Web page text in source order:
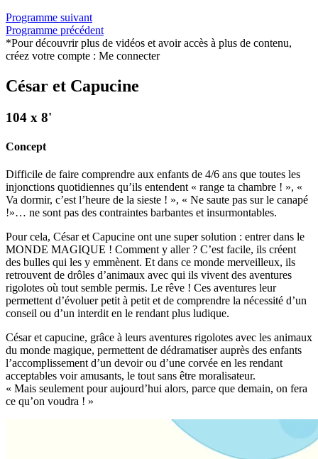
Programme suivant
Programme précédent
*Pour découvrir plus de vidéos et avoir accès à plus de contenu,
créez votre compte : Me connecter
César et Capucine
104 x 8'
Concept
Difficile de faire comprendre aux enfants de 4/6 ans que toutes les
injonctions quotidiennes qu’ils entendent « range ta chambre ! », «
Va dormir, c’est l’heure de la sieste ! », « Ne saute pas sur le canapé
!»… ne sont pas des contraintes barbantes et insurmontables.
Pour cela, César et Capucine ont une super solution : entrer dans le
MONDE MAGIQUE ! Comment y aller ? C’est facile, ils créent
des bulles qui les y emmènent. Et dans ce monde merveilleux, ils
retrouvent de drôles d’animaux avec qui ils vivent des aventures
rigolotes où tout semble permis. Le rêve ! Ces aventures leur
permettent d’évoluer petit à petit et de comprendre la nécessité d’un
conseil ou d’un interdit en le rendant plus ludique.
César et capucine, grâce à leurs aventures rigolotes avec les animaux
du monde magique, permettent de dédramatiser auprès des enfants
l’accomplissement d’un devoir ou d’une corvée en les rendant
acceptables voir amusants, le tout sans être moralisateur.
« Mais seulement pour aujourd’hui alors, parce que demain, on fera
ce qu’on voudra ! »